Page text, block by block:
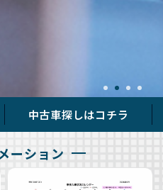
中古車探しはコチラ
ーション